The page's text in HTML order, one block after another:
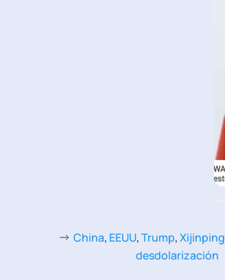
China, EEUU,Trump,Xijinping
desdolarización